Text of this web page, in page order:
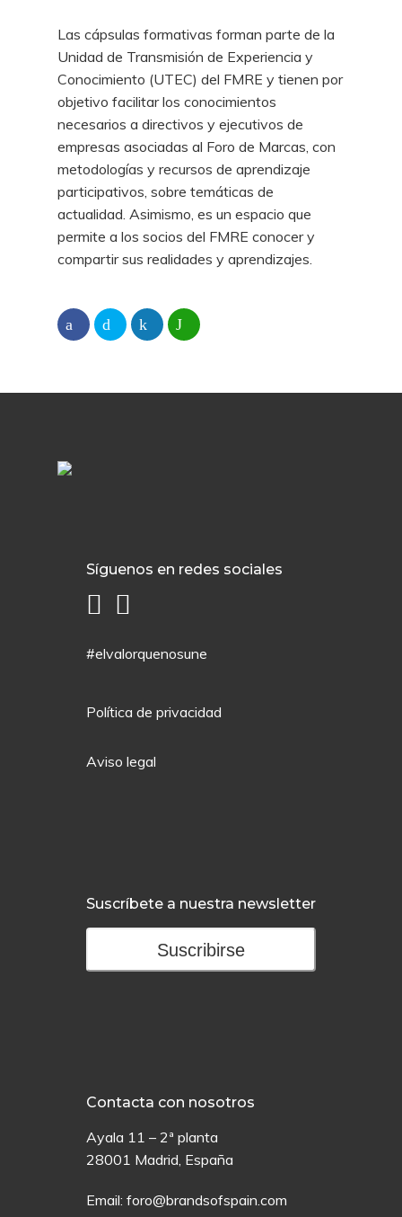
Las cápsulas formativas forman parte de la
Unidad de Transmisión de Experiencia y
Conocimiento (UTEC) del FMRE y tienen por
objetivo facilitar los conocimientos
necesarios a directivos y ejecutivos de
empresas asociadas al Foro de Marcas, con
metodologías y recursos de aprendizaje
participativos, sobre temáticas de
actualidad. Asimismo, es un espacio que
permite a los socios del FMRE conocer y
compartir sus realidades y aprendizajes.
Síguenos en redes sociales
#elvalorquenosune
Política de privacidad
Aviso legal
Suscríbete a nuestra newsletter
Suscribirse
Contacta con nosotros
Ayala 11 – 2ª planta
28001 Madrid, España
Email: foro@brandsofspain.com